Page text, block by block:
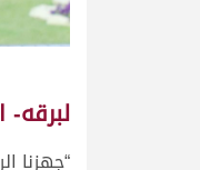
لبرقه-
“جهزنا